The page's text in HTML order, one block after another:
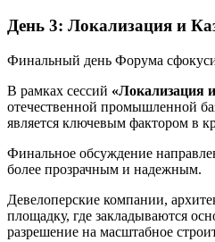
День 3: Локализация и
Финальный день Форума
В рамках сессий «Локализация
отечественной промышленной
является ключевым фактором в
Финальное обсуждение
более прозрачным и надежным.
Девелоперские компании,
площадку, где закладываются
разрешение на масштабное